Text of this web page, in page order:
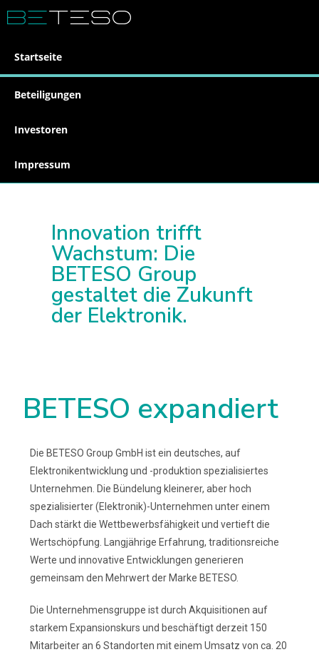
Startseite
Beteiligungen
Investoren
Impressum
Innovation trifft
Wachstum: Die
BETESO Group
gestaltet die Zukunft
der Elektronik.​
BETESO expandiert
Die BETESO Group GmbH ist ein deutsches, auf
Elektronikentwicklung und -produktion spezialisiertes
Unternehmen. Die Bündelung kleinerer, aber hoch
spezialisierter (Elektronik)-Unternehmen unter einem
Dach stärkt die Wettbewerbsfähigkeit und vertieft die
Wertschöpfung. Langjährige Erfahrung, traditionsreiche
Werte und innovative Entwicklungen generieren
gemeinsam den Mehrwert der Marke BETESO.
Die Unternehmensgruppe ist durch Akquisitionen auf
starkem Expansionskurs und beschäftigt derzeit 150
Mitarbeiter an 6 Standorten mit einem Umsatz von ca. 20